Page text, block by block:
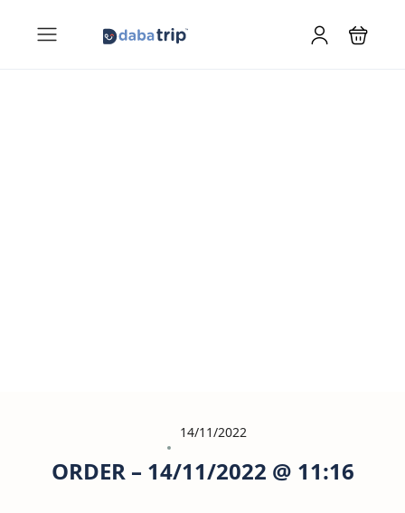
14/11/2022
ORDER – 14/11/2022 @ 11:16